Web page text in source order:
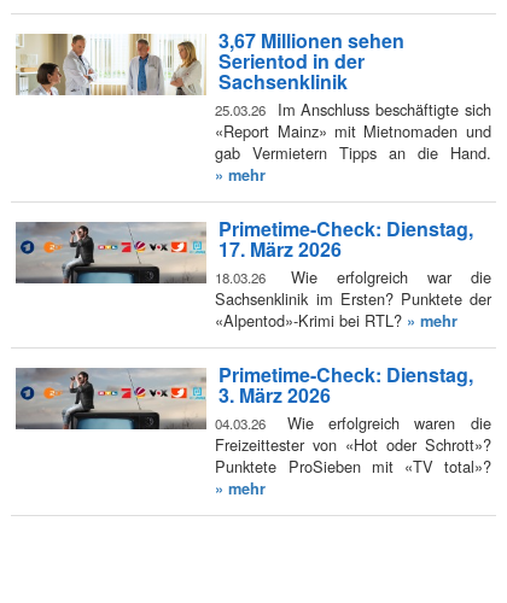
3,67 Millionen sehen
Serientod in der
Sachsenklinik
25.03.26
Im Anschluss beschäftigte sich
«Report Mainz» mit Mietnomaden und
gab Vermietern Tipps an die Hand.
» mehr
Primetime-Check: Dienstag,
17. März 2026
18.03.26
Wie erfolgreich war die
Sachsenklinik im Ersten? Punktete der
«Alpentod»-Krimi bei RTL? » mehr
Primetime-Check: Dienstag,
3. März 2026
04.03.26
Wie erfolgreich waren die
Freizeittester von «Hot oder Schrott»?
Punktete ProSieben mit «TV total»?
» mehr